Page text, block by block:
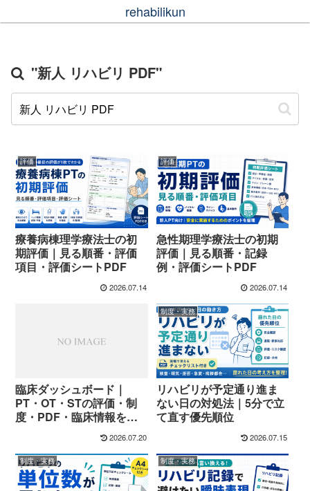
rehabilikun
"新人 リハビリ PDF"
評価
療養病棟理学療法士の初
期評価｜見る順番・評価
項目・評価シートPDF
2026.07.14
評価
急性期理学療法士の初期
評価｜見る順番・記録
例・評価シートPDF
2026.07.14
臨床ダッシュボード｜
PT・OT・STの評価・制
度・PDF・臨床情報を探
2026.07.20
制度・実務
リハビリが予定通り進ま
ない日の対処法｜5分で立
て直す優先順位
2026.07.15
制度・実務 制度・実務